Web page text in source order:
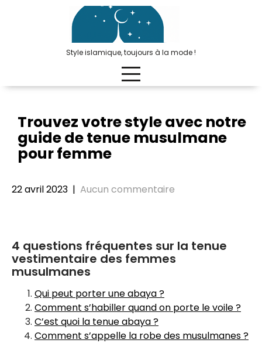
Style islamique, toujours à la mode !
Trouvez votre style avec notre
guide de tenue musulmane
pour femme
22 avril 2023 | Aucun commentaire
4 questions fréquentes sur la tenue
vestimentaire des femmes
musulmanes
Qui peut porter une abaya ?
Comment s’habiller quand on porte le voile ?
C’est quoi la tenue abaya ?
Comment s’appelle la robe des musulmanes ?